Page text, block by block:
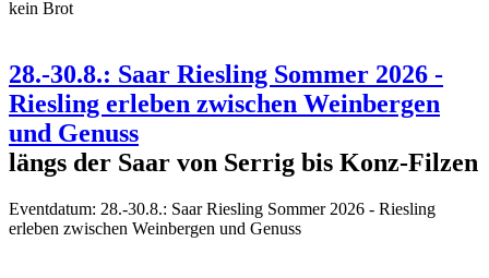
kein Brot
28.-30.8.: Saar Riesling Sommer 2026 -
Riesling erleben zwischen Weinbergen
und Genuss
längs der Saar von Serrig bis Konz-Filzen
Eventdatum: 28.-30.8.: Saar Riesling Sommer 2026 - Riesling
erleben zwischen Weinbergen und Genuss